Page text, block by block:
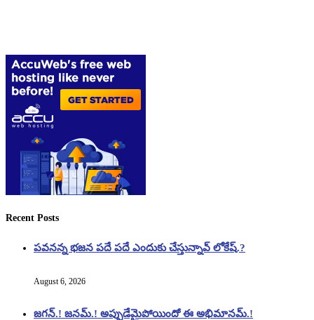
Recent Posts
పవనన్న భజన పదే పదే ఎందుకు చేస్తున్నావ్ లోకేష్.?
August 6, 2026
జగన్.! జనమ్.! అప్పుడేమైపోయిందో ఈ అభిమానమ్.!